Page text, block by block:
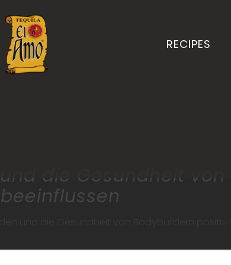
RECIPES
die Gesundheit